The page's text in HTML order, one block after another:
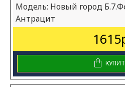
Модель: Новый город
Антрацит